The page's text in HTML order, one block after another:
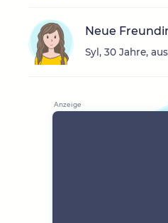
Neue
Syl, 30 Jahre,